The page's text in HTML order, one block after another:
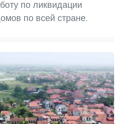
по ликвидации
по всей стране.